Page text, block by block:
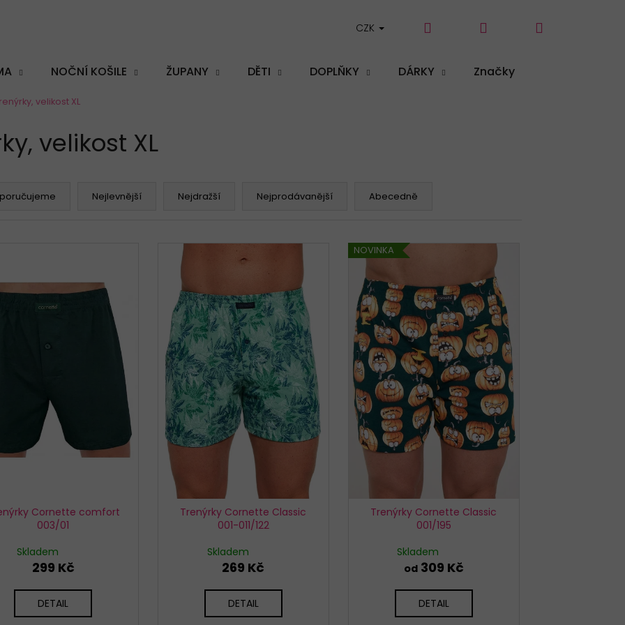
NOČNÍ KOŠILE ŽUPANY DĚTI DOPLŇKY DÁRKY Značky
CZK Přihlášení
velikost XL
velikost XL
Nejlevnější Nejdražší Nejprodávanější Abecedně
Cornette comfort
003/01
Skladem
299 Kč
DETAIL
Trenýrky Cornette Classic
001-011/122
Skladem
269 Kč
DETAIL
NOVINKA
Trenýrky Cornette Classic
001/195
Skladem
od309 Kč
DETAIL
Co potřebujete najít?
HLEDAT
KALHOTKY BAVLNĚNÉ 3679 LOVELYGIRL
KALHOTKY JULIMEX SIMPLE BÉŽOVÉ
199 Kč